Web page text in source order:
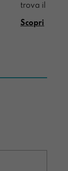
trova il
Scopri